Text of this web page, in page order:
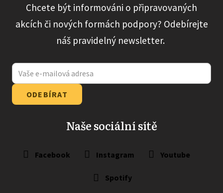
Chcete být informováni o připravovaných
akcích či nových formách podpory? Odebírejte
náš pravidelný newsletter.
ODEBÍRAT
Naše sociální sítě
Facebook Instagram Youtube
Spotify